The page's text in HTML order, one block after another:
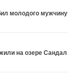
молодого мужчину
на озере